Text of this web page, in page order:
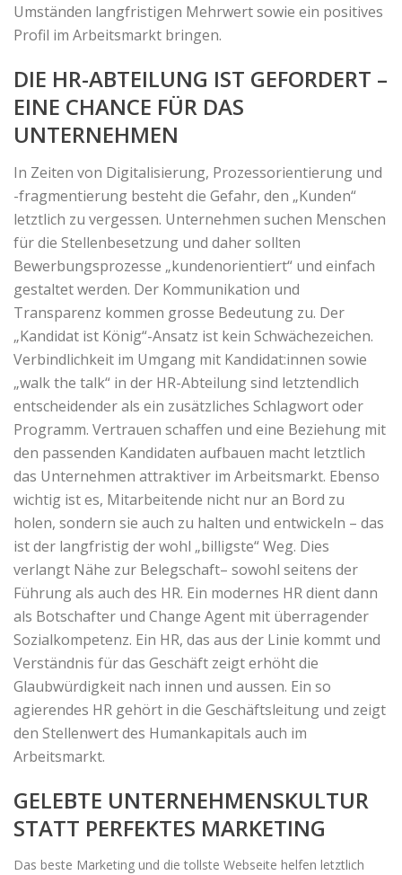
Umständen langfristigen Mehrwert sowie ein positives
Profil im Arbeitsmarkt bringen.
DIE HR-ABTEILUNG IST GEFORDERT –
EINE CHANCE FÜR DAS
UNTERNEHMEN
In Zeiten von Digitalisierung, Prozessorientierung und
-fragmentierung besteht die Gefahr, den „Kunden“
letztlich zu vergessen. Unternehmen suchen Menschen
für die Stellenbesetzung und daher sollten
Bewerbungsprozesse „kundenorientiert“ und einfach
gestaltet werden. Der Kommunikation und
Transparenz kommen grosse Bedeutung zu. Der
„Kandidat ist König“-Ansatz ist kein Schwächezeichen.
Verbindlichkeit im Umgang mit Kandidat:innen sowie
„walk the talk“ in der HR-Abteilung sind letztendlich
entscheidender als ein zusätzliches Schlagwort oder
Programm. Vertrauen schaffen und eine Beziehung mit
den passenden Kandidaten aufbauen macht letztlich
das Unternehmen attraktiver im Arbeitsmarkt. Ebenso
wichtig ist es, Mitarbeitende nicht nur an Bord zu
holen, sondern sie auch zu halten und entwickeln – das
ist der langfristig der wohl „billigste“ Weg. Dies
verlangt Nähe zur Belegschaft– sowohl seitens der
Führung als auch des HR. Ein modernes HR dient dann
als Botschafter und Change Agent mit überragender
Sozialkompetenz. Ein HR, das aus der Linie kommt und
Verständnis für das Geschäft zeigt erhöht die
Glaubwürdigkeit nach innen und aussen. Ein so
agierendes HR gehört in die Geschäftsleitung und zeigt
den Stellenwert des Humankapitals auch im
Arbeitsmarkt.
GELEBTE UNTERNEHMENSKULTUR
STATT PERFEKTES MARKETING
Das beste Marketing und die tollste Webseite helfen letztlich